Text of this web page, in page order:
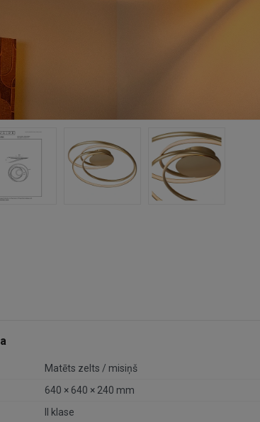
Matēts zelts / misiņš
640 × 640 × 240 mm
II klase